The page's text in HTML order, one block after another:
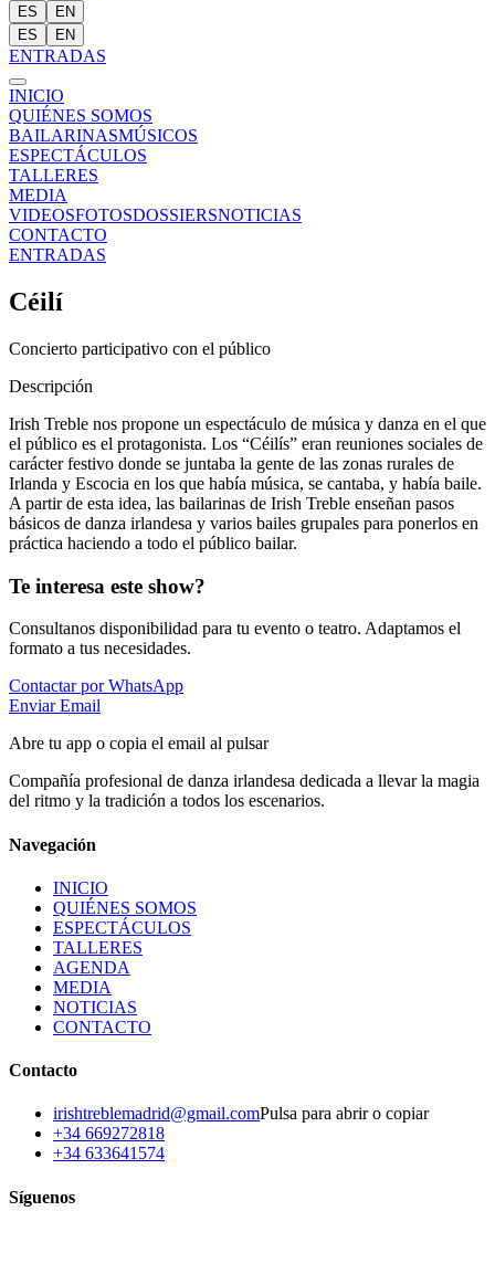
ES
EN
ES
EN
ENTRADAS
INICIO
QUIÉNES SOMOS
BAILARINASMÚSICOS
ESPECTÁCULOS
TALLERES
MEDIA
VIDEOSFOTOSDOSSIERSNOTICIAS
CONTACTO
ENTRADAS
Céilí
Concierto participativo con el público
Descripción
Irish Treble nos propone un espectáculo de música y danza en el que
el público es el protagonista. Los “Céilís” eran reuniones sociales de
carácter festivo donde se juntaba la gente de las zonas rurales de
Irlanda y Escocia en los que había música, se cantaba, y había baile.
A partir de esta idea, las bailarinas de Irish Treble enseñan pasos
básicos de danza irlandesa y varios bailes grupales para ponerlos en
práctica haciendo a todo el público bailar.
Te interesa este show?
Consultanos disponibilidad para tu evento o teatro. Adaptamos el
formato a tus necesidades.
Contactar por WhatsApp
Enviar Email
Abre tu app o copia el email al pulsar
Compañía profesional de danza irlandesa dedicada a llevar la magia
del ritmo y la tradición a todos los escenarios.
Navegación
INICIO
QUIÉNES SOMOS
ESPECTÁCULOS
TALLERES
AGENDA
MEDIA
NOTICIAS
CONTACTO
Contacto
irishtreblemadrid@gmail.comPulsa para abrir o copiar
+34 669272818
+34 633641574
Síguenos